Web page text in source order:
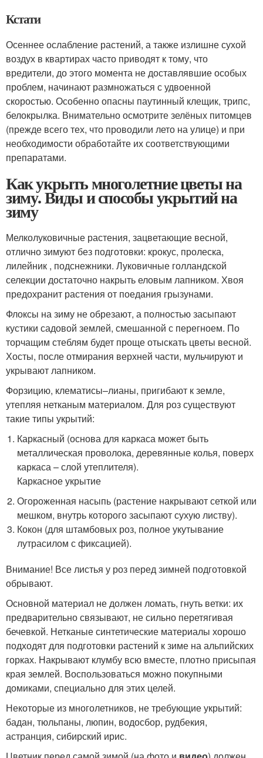
Кстати
Осеннее ослабление растений, а также излишне сухой
воздух в квартирах часто приводят к тому, что
вредители, до этого момента не доставлявшие особых
проблем, начинают размножаться с удвоенной
скоростью. Особенно опасны паутинный клещик, трипс,
белокрылка. Внимательно осмотрите зелёных питомцев
(прежде всего тех, что проводили лето на улице) и при
необходимости обработайте их соответствующими
препаратами.
Как укрыть многолетние цветы на
зиму. Виды и способы укрытий на
зиму
Мелколуковичные растения, зацветающие весной,
отлично зимуют без подготовки: крокус, пролеска,
лилейник , подснежники. Луковичные голландской
селекции достаточно накрыть еловым лапником. Хвоя
предохранит растения от поедания грызунами.
Флоксы на зиму не обрезают, а полностью засыпают
кустики садовой землей, смешанной с перегноем. По
торчащим стеблям будет проще отыскать цветы весной.
Хосты, после отмирания верхней части, мульчируют и
укрывают лапником.
Форзицию, клематисы–лианы, пригибают к земле,
утепляя нетканым материалом. Для роз существуют
такие типы укрытий:
Каркасный (основа для каркаса может быть
металлическая проволока, деревянные колья, поверх
каркаса – слой утеплителя).
Каркасное укрытие
Огороженная насыпь (растение накрывают сеткой или
мешком, внутрь которого засыпают сухую листву).
Кокон (для штамбовых роз, полное укутывание
лутрасилом с фиксацией).
Внимание! Все листья у роз перед зимней подготовкой
обрывают.
Основной материал не должен ломать, гнуть ветки: их
предварительно связывают, не сильно перетягивая
бечевкой. Нетканые синтетические материалы хорошо
подходят для подготовки растений к зиме на альпийских
горках. Накрывают клумбу всю вместе, плотно присыпая
края землей. Воспользоваться можно покупными
домиками, специально для этих целей.
Некоторые из многолетников, не требующие укрытий:
бадан, тюльпаны, люпин, водосбор, рудбекия,
астранция, сибирский ирис.